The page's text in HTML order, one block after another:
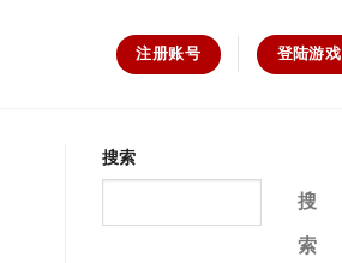
注册账号 登陆游戏
搜索
搜
索